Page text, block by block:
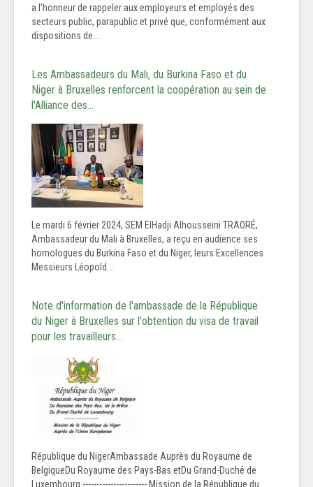
a l’honneur de rappeler aux employeurs et employés des
secteurs public, parapublic et privé que, conformément aux
dispositions de...
Les Ambassadeurs du Mali, du Burkina Faso et du
Niger à Bruxelles renforcent la coopération au sein de
l'Alliance des…
Le mardi 6 février 2024, SEM ElHadji Alhousseini TRAORÉ,
Ambassadeur du Mali à Bruxelles, a reçu en audience ses
homologues du Burkina Faso et du Niger, leurs Excellences
Messieurs Léopold...
Note d'information de l'ambassade de la République
du Niger à Bruxelles sur l'obtention du visa de travail
pour les travailleurs…
République du NigerAmbassade Auprès du Royaume de
BelgiqueDu Royaume des Pays-Bas etDu Grand-Duché de
Luxembourg ----------------------- Mission de la République du